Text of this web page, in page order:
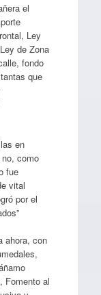
el
Ley
de Zona
fondo
que
en
como
fue
vital
por el
ahora, con
Fomento al